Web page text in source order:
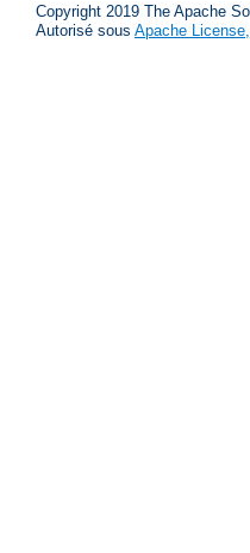
Copyright 2019 The Apache
Autorisé sous Apache